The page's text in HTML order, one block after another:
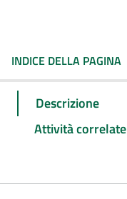
INDICE DELLA PAGINA
Descrizione
Attività correlate